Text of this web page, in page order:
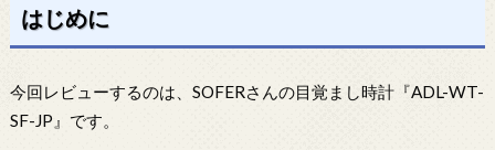
はじめに
今回レビューするのは、SOFERさんの目覚まし時計『ADL-WT-
SF-JP』です。